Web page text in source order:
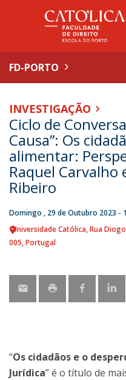
FD-PORTO
INVESTIGAÇÃO
Ciclo de
Causa”: Os
alimentar:
Raquel Carvalho
Ribeiro
Domingo , 29 de Outubro 2023 -
Universidade Católica Rua
005 Portugal
“Os cidadãos e o
Jurídica” é o título de